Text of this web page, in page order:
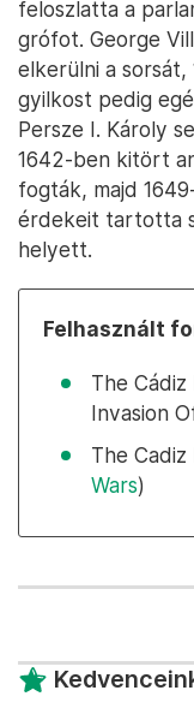
feloszlatta a
grófot. George
elkerülni a
gyilkost pedig
Persze I. Károly
1642-ben kitört
fogták, majd
érdekeit tartotta
helyett.
Felhasznált
The
Invasion
The
Wars)